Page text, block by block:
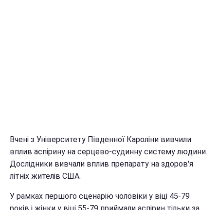
Вчені з Університету Південної Кароліни вивчили
вплив аспірину на серцево-судинну систему людини.
Дослідники вивчали вплив препарату на здоров'я
літніх жителів США.
У рамках першого сценарію чоловіки у віці 45-79